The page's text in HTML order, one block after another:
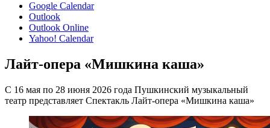
Google Calendar
Outlook
Outlook Online
Yahoo! Calendar
Лайт-опера «Мишкина каша»
С 16 мая по 28 июня 2026 года Пушкинский музыкальный
театр представляет Спектакль Лайт-опера «Мишкина каша»